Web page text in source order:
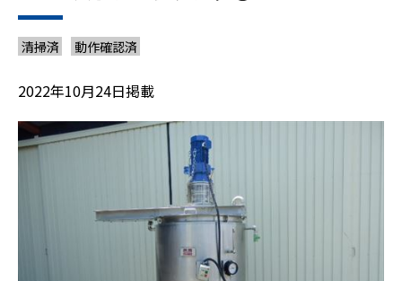
清掃済 動作確認済
2022年10月24日掲載